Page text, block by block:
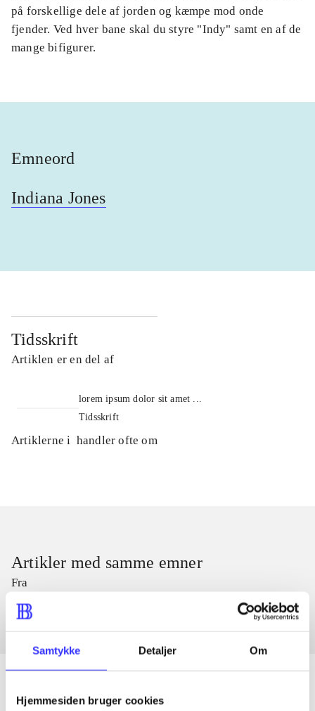
Samtykke Detaljer Om
Hjemmesiden bruger cookies
på forskellige dele af jorden og kæmpe mod onde
fjender. Ved hver bane skal du styre "Indy" samt en af de
mange bifigurer.
Emneord
Indiana Jones
Tidsskrift
Artiklen er en del af
lorem ipsum dolor sit amet ...
Tidsskrift
Artiklerne i handler ofte om
Artikler med samme emner
Fra